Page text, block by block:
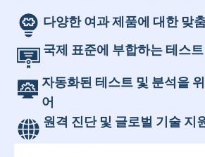
다양한 여과 제품에 대한 맞
국제 표준에 부합하는 테스
자동화된 테스트 및 분석을
어
원격 진단 및 글로벌 기술 지